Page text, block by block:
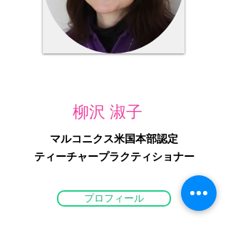
​柳沢 淑子
マルコニクス米国本部認定
ティーチャープラクティショナー
プロフィール